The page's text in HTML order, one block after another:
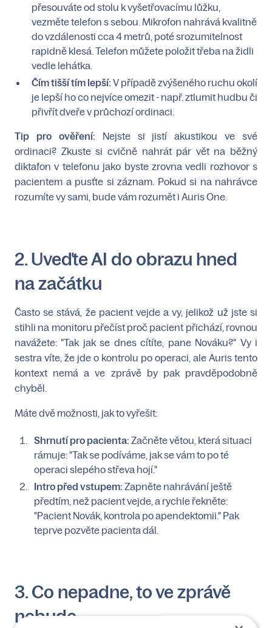
přesouváte od stolu k vyšetřovacímu lůžku,
vezměte telefon s sebou. Mikrofon nahrává kvalitně
do vzdálenosti cca 4 metrů, poté srozumitelnost
rapidně klesá. Telefon můžete položit třeba na židli
vedle lehátka.
Čím tišší tím lepší: V případě zvýšeného ruchu okolí
je lepší ho co nejvíce omezit - např. ztlumit hudbu či
přivřít dveře v průchozí ordinaci.
Tip pro ověření: Nejste si jistí akustikou ve své
ordinaci? Zkuste si cvičně nahrát pár vět na běžný
diktafon v telefonu jako byste zrovna vedli rozhovor s
pacientem a pusťte si záznam. Pokud si na nahrávce
rozumíte vy sami, bude vám rozumět i Auris One.
2. Uveďte AI do obrazu hned
na začátku
Často se stává, že pacient vejde a vy, jelikož už jste si
stihli na monitoru přečíst proč pacient přichází, rovnou
navážete: "Tak jak se dnes cítíte, pane Nováku?" Vy i
sestra víte, že jde o kontrolu po operaci, ale Auris tento
kontext nemá a ve zprávě by pak pravděpodobně
chyběl.
Máte dvě možnosti, jak to vyřešit:
Shrnutí pro pacienta: Začněte větou, která situaci
rámuje: "Tak se podíváme, jak se vám to po té
operaci slepého střeva hojí."
Intro před vstupem: Zapněte nahrávání ještě
předtím, než pacient vejde, a rychle řekněte:
"Pacient Novák, kontrola po apendektomii." Pak
teprve pozvěte pacienta dál.
3. Co nepadne, to ve zprávě
nebude